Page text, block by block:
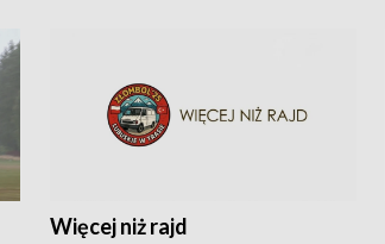
Więcej niż rajd